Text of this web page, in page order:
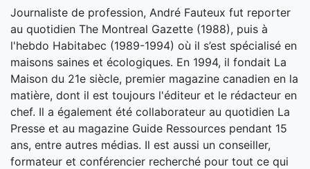
Journaliste de profession, André Fauteux fut reporter
au quotidien The Montreal Gazette (1988), puis à
l'hebdo Habitabec (1989-1994) où il s’est spécialisé en
maisons saines et écologiques. En 1994, il fondait La
Maison du 21e siècle, premier magazine canadien en la
matière, dont il est toujours l'éditeur et le rédacteur en
chef. Il a également été collaborateur au quotidien La
Presse et au magazine Guide Ressources pendant 15
ans, entre autres médias. Il est aussi un conseiller,
formateur et conférencier recherché pour tout ce qui